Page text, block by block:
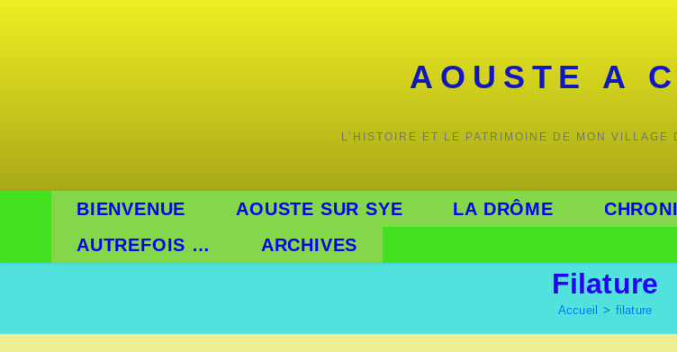
AOUSTE A
L’HISTOIRE ET LE PATRIMOINE DE MON VILLAGE
BIENVENUE AOUSTE SUR SYE LA DRÔME
AUTREFOIS …
ARCHIVES
Filature
Accueil > filature